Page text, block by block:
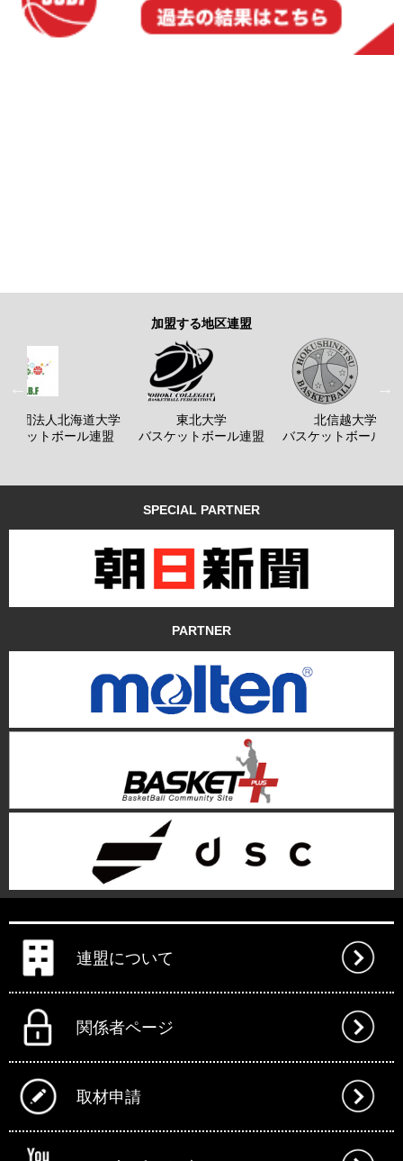
加盟する地区連盟
社団法人北海道大学
ケットボール連盟
東北大学
バスケットボール連盟
北信越大学
バスケットボール連
SPECIAL PARTNER
PARTNER
連盟について
関係者ページ
取材申請